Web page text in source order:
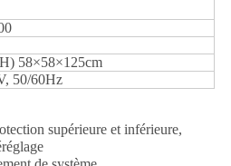
58×58×125cm
50/60Hz
supérieure et inférieure,